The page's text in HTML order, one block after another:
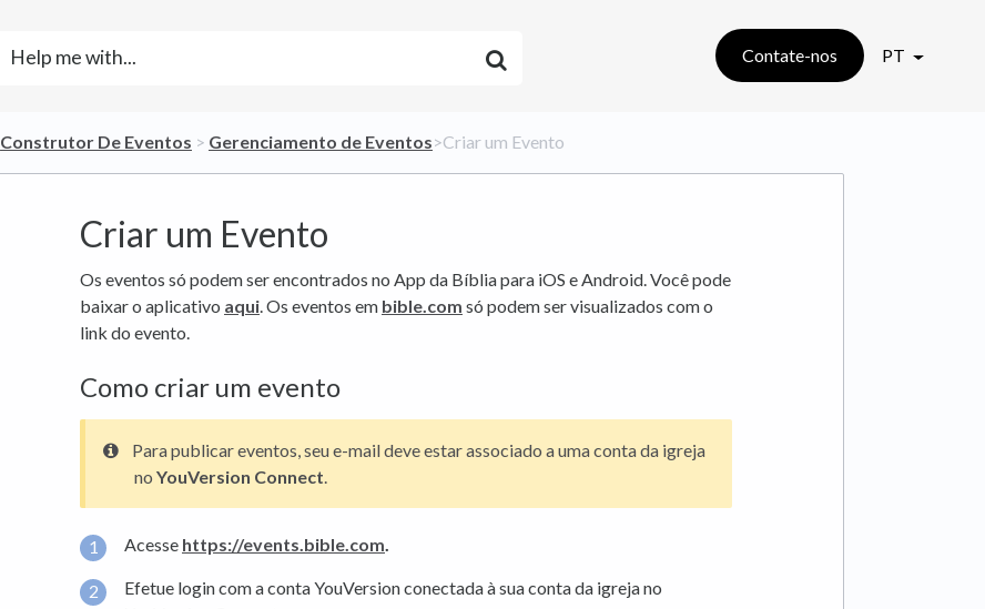
Contate-nos PT
​Construtor De Eventos ​ > ​ ​Gerenciamento de Eventos​>​ Criar um Evento
Criar um Evento
Os eventos só podem ser encontrados no App da Bíblia para iOS e Android. Você pode
baixar o aplicativo aqui. Os eventos em bible.com só podem ser visualizados com o
link do evento.
Como criar um evento
Para publicar eventos, seu e-mail deve estar associado a uma conta da igreja
no YouVersion Connect.
Acesse https://events.bible.com
Efetue login com a conta YouVersion conectada à sua conta da igreja no